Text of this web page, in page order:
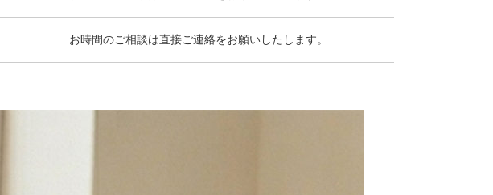
お時間のご相談は直接ご連絡をお願いしたします。